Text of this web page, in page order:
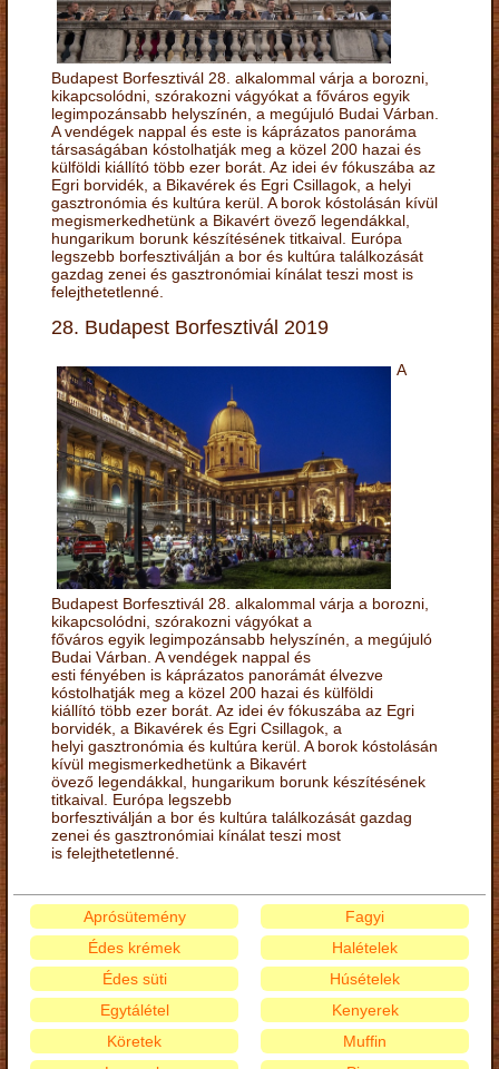
Budapest Borfesztivál 28. alkalommal várja a borozni,
kikapcsolódni, szórakozni vágyókat a főváros egyik
legimpozánsabb helyszínén, a megújuló Budai Várban.
A vendégek nappal és este is káprázatos panoráma
társaságában kóstolhatják meg a közel 200 hazai és
külföldi kiállító több ezer borát. Az idei év fókuszába az
Egri borvidék, a Bikavérek és Egri Csillagok, a helyi
gasztronómia és kultúra kerül. A borok kóstolásán kívül
megismerkedhetünk a Bikavért övező legendákkal,
hungarikum borunk készítésének titkaival. Európa
legszebb borfesztiválján a bor és kultúra találkozását
gazdag zenei és gasztronómiai kínálat teszi most is
felejthetetlenné.
28. Budapest Borfesztivál 2019
A
Budapest Borfesztivál 28. alkalommal várja a borozni,
kikapcsolódni, szórakozni vágyókat a
főváros egyik legimpozánsabb helyszínén, a megújuló
Budai Várban. A vendégek nappal és
esti fényében is káprázatos panorámát élvezve
kóstolhatják meg a közel 200 hazai és külföldi
kiállító több ezer borát. Az idei év fókuszába az Egri
borvidék, a Bikavérek és Egri Csillagok, a
helyi gasztronómia és kultúra kerül. A borok kóstolásán
kívül megismerkedhetünk a Bikavért
övező legendákkal, hungarikum borunk készítésének
titkaival. Európa legszebb
borfesztiválján a bor és kultúra találkozását gazdag
zenei és gasztronómiai kínálat teszi most
is felejthetetlenné.
Aprósütemény
Édes krémek
Édes süti
Egytálétel
Fagyi
Halételek
Húsételek
Kenyerek
Köretek
Muffin